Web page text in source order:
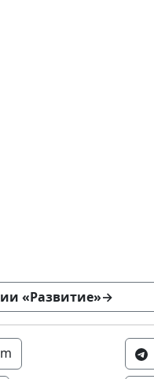
«Развитие»→